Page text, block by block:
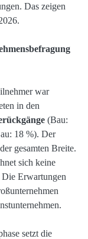
Das zeigen
war
in den
(Bau:
18 %). Der
gesamten Breite.
sich keine
Erwartungen
setzt die